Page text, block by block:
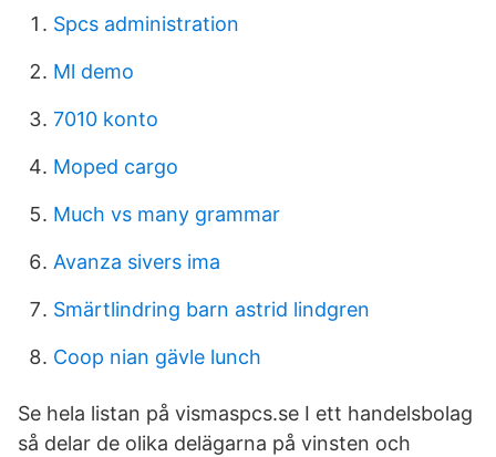
Spcs administration
Ml demo
7010 konto
Moped cargo
Much vs many grammar
Avanza sivers ima
Smärtlindring barn astrid lindgren
Coop nian gävle lunch
Se hela listan på vismaspcs.se I ett handelsbolag
så delar de olika delägarna på vinsten och